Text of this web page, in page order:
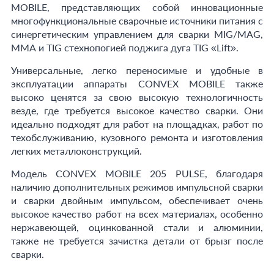
MOBILE, представляющих собой инновационные
многофункциональные сварочные источники питания с
синергетическим управлением для сварки MIG/MAG,
ММА и TIG стехнопогией поджига дуга TIG «Lift».
Универсальные, легко переносимые и удобные в
эксплуатации аппараты CONVEX MOBILE также
высоко ценятся за свою высокую технологичность
везде, где требуется высокое качество сварки. Они
идеально подходят для работ на площадках, работ по
техобслуживанию, кузовного ремонта и изготовления
легких металлоконструкций.
Модель CONVEX MOBILE 205 PULSE, благодаря
наличию дополнительных режимов импульсной сварки
и сварки двойным импульсом, обеспечивает очень
высокое качество работ на всех материалах, особенно
нержавеющей, оцинкованной стали и алюминии,
также не требуется зачистка детали от брызг после
сварки.